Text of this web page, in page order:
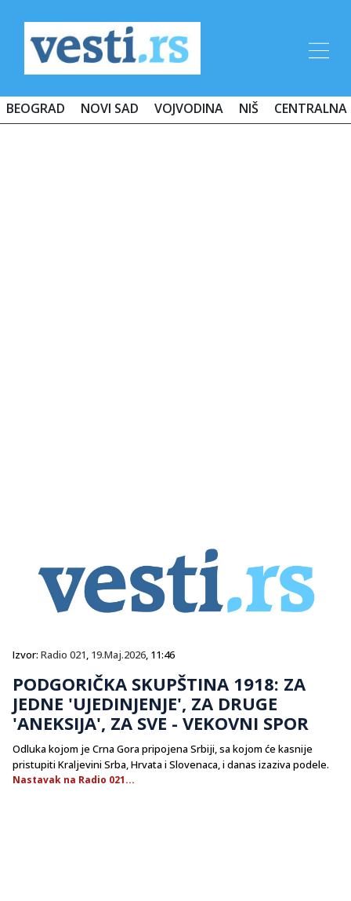
BEOGRAD NOVI SAD VOJVODINA NIŠ CENTRALNA
Izvor: Radio 021, 19.Maj.2026, 11:46
PODGORIČKA SKUPŠTINA 1918: ZA
JEDNE 'UJEDINJENJE', ZA DRUGE
'ANEKSIJA', ZA SVE - VEKOVNI SPOR
Odluka kojom je Crna Gora pripojena Srbiji, sa kojom će kasnije
pristupiti Kraljevini Srba, Hrvata i Slovenaca, i danas izaziva podele.
Nastavak na Radio 021...